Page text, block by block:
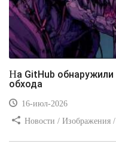
На GitHub обнаружили фальшивые утилиты для
обхода
16-июл-2026
Новости / Изображения /